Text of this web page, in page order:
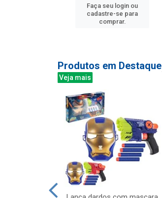
Faça seu login ou
cadastre-se para
comprar.
Produtos em Destaque
Veja mais